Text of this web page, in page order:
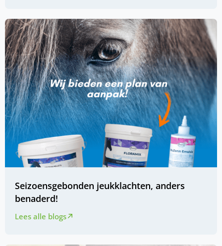
Seizoensgebonden jeukklachten, anders
benaderd!
Lees alle blogs